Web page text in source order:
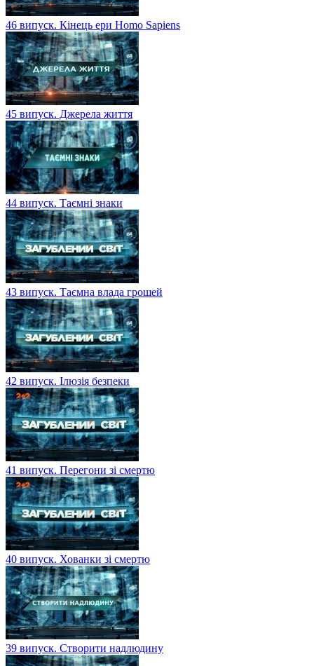
46 випуск. Кінець ери Homo Sapiens
45 випуск. Джерела життя
44 випуск. Таємні знаки
43 випуск. Таємна влада грошей
42 випуск. Ілюзія безпеки
41 випуск. Перегони зі смертю
40 випуск. Хованки зі смертю
39 випуск. Створити надлюдину